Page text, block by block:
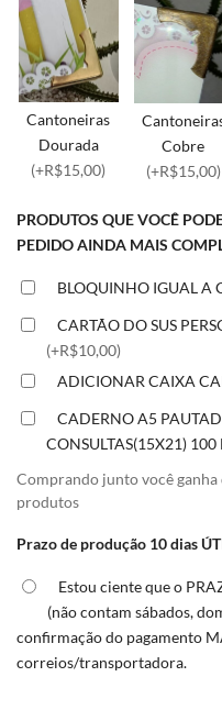
Cantoneiras
Dourada
(+R$15,00)
Cobre
(+R$15,00)
PRODUTOS QUE VOCÊ
PEDIDO AINDA MAIS
BLOQUINHO IGUAL A
CARTÃO DO SUS
(+R$10,00)
ADICIONAR CAIXA
CADERNO A5
CONSULTAS(15X21) 100
Comprando junto você ganha
produtos
Prazo de produção 10 dias
Estou ciente que o
(não contam sábados,
confirmação do pagamento
correios/transportadora.